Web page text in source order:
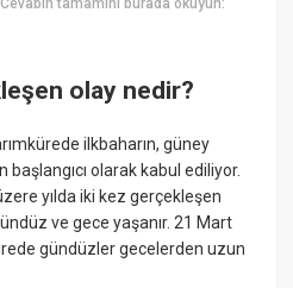
Cevabın tamamını burada okuyun:
olay nedir?
ilkbaharın, güney
başlangıcı olarak kabul ediliyor.
yılda iki kez gerçekleşen
ve gece yaşanır. 21 Mart
gündüzler gecelerden uzun